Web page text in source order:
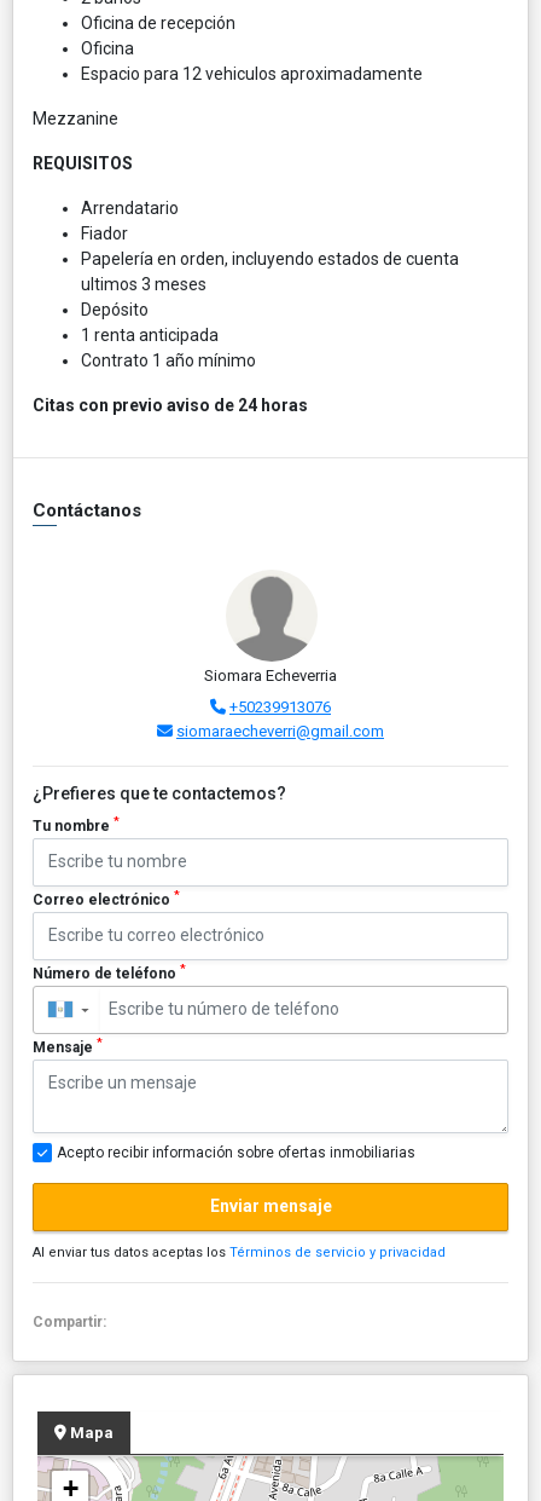
Oficina de recepción
Oficina
Espacio para 12 vehiculos aproximadamente
Mezzanine
REQUISITOS
Arrendatario
Fiador
Papelería en orden, incluyendo estados de cuenta
ultimos 3 meses
Depósito
1 renta anticipada
Contrato 1 año mínimo
Citas con previo aviso de 24 horas
Contáctanos
Siomara Echeverria
+50239913076
siomaraecheverri@gmail.com
¿Prefieres que te contactemos?
Tu nombre *
Correo electrónico *
Número de teléfono *
▼
Mensaje *
Acepto recibir información sobre ofertas inmobiliarias
Enviar mensaje
Al enviar tus datos aceptas los Términos de servicio y privacidad
Compartir:
Mapa
+